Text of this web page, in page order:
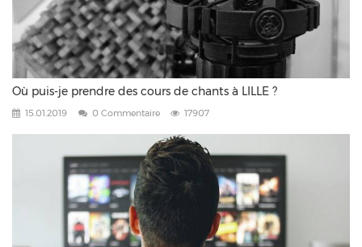
Où puis-je prendre des cours de chants à LILLE ?
15.01.2019 0 Commentaire 17907